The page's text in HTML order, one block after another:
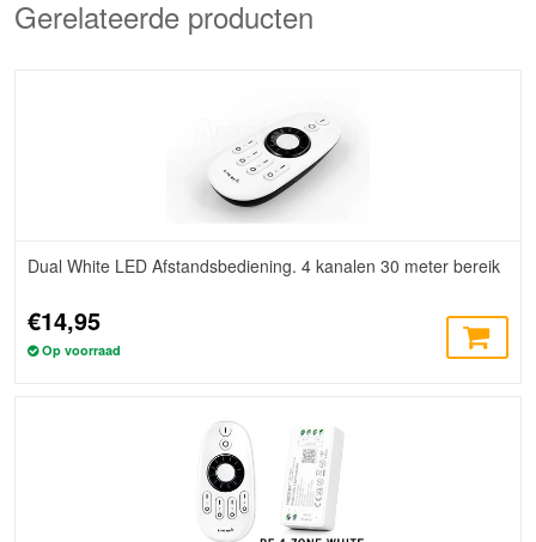
Gerelateerde producten
Dual White LED Afstandsbediening. 4 kanalen 30 meter bereik
€14,95
Op voorraad